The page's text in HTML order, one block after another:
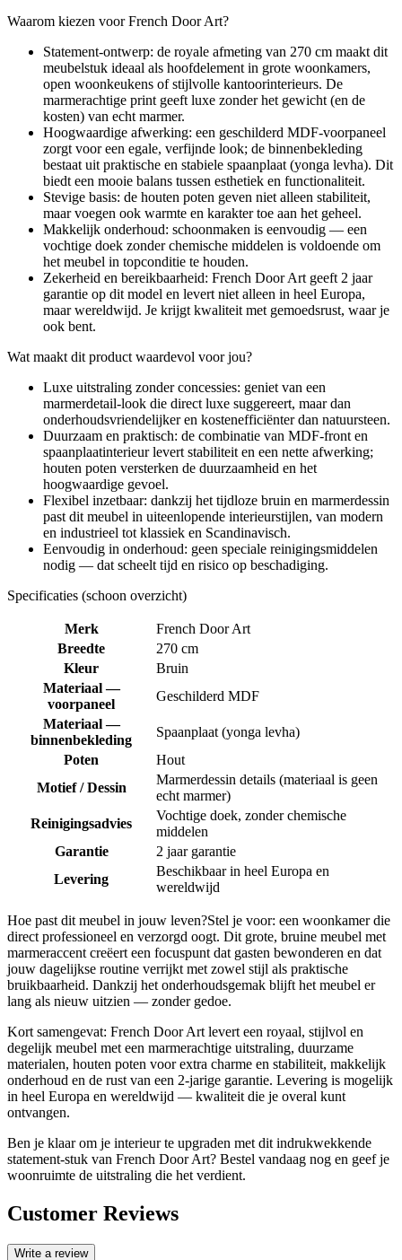
Waarom kiezen voor French Door Art?
Statement-ontwerp: de royale afmeting van 270 cm maakt dit
meubelstuk ideaal als hoofdelement in grote woonkamers,
open woonkeukens of stijlvolle kantoorinterieurs. De
marmerachtige print geeft luxe zonder het gewicht (en de
kosten) van echt marmer.
Hoogwaardige afwerking: een geschilderd MDF-voorpaneel
zorgt voor een egale, verfijnde look; de binnenbekleding
bestaat uit praktische en stabiele spaanplaat (yonga levha). Dit
biedt een mooie balans tussen esthetiek en functionaliteit.
Stevige basis: de houten poten geven niet alleen stabiliteit,
maar voegen ook warmte en karakter toe aan het geheel.
Makkelijk onderhoud: schoonmaken is eenvoudig — een
vochtige doek zonder chemische middelen is voldoende om
het meubel in topconditie te houden.
Zekerheid en bereikbaarheid: French Door Art geeft 2 jaar
garantie op dit model en levert niet alleen in heel Europa,
maar wereldwijd. Je krijgt kwaliteit met gemoedsrust, waar je
ook bent.
Wat maakt dit product waardevol voor jou?
Luxe uitstraling zonder concessies: geniet van een
marmerdetail-look die direct luxe suggereert, maar dan
onderhoudsvriendelijker en kostenefficiënter dan natuursteen.
Duurzaam en praktisch: de combinatie van MDF-front en
spaanplaatinterieur levert stabiliteit en een nette afwerking;
houten poten versterken de duurzaamheid en het
hoogwaardige gevoel.
Flexibel inzetbaar: dankzij het tijdloze bruin en marmerdessin
past dit meubel in uiteenlopende interieurstijlen, van modern
en industrieel tot klassiek en Scandinavisch.
Eenvoudig in onderhoud: geen speciale reinigingsmiddelen
nodig — dat scheelt tijd en risico op beschadiging.
Specificaties (schoon overzicht)
Merk
French Door Art
Breedte
270 cm
Kleur
Bruin
Materiaal —
voorpaneel
Geschilderd MDF
Materiaal —
binnenbekleding
Spaanplaat (yonga levha)
Poten
Hout
Motief / Dessin
Marmerdessin details (materiaal is geen
echt marmer)
Reinigingsadvies
Vochtige doek, zonder chemische
middelen
Garantie
2 jaar garantie
Levering
Beschikbaar in heel Europa en
wereldwijd
Hoe past dit meubel in jouw leven?Stel je voor: een woonkamer die
direct professioneel en verzorgd oogt. Dit grote, bruine meubel met
marmeraccent creëert een focuspunt dat gasten bewonderen en dat
jouw dagelijkse routine verrijkt met zowel stijl als praktische
bruikbaarheid. Dankzij het onderhoudsgemak blijft het meubel er
lang als nieuw uitzien — zonder gedoe.
Kort samengevat: French Door Art levert een royaal, stijlvol en
degelijk meubel met een marmerachtige uitstraling, duurzame
materialen, houten poten voor extra charme en stabiliteit, makkelijk
onderhoud en de rust van een 2-jarige garantie. Levering is mogelijk
in heel Europa en wereldwijd — kwaliteit die je overal kunt
ontvangen.
Ben je klaar om je interieur te upgraden met dit indrukwekkende
statement-stuk van French Door Art? Bestel vandaag nog en geef je
woonruimte de uitstraling die het verdient.
Customer Reviews
Write a review